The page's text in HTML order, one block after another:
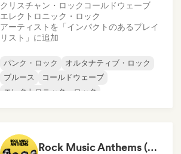
クリスチャン・ロック コールドウェーブ
エレクトロニック・ロック
アーティストを「インパクトのあるプレイ
リスト」に追加
パンク・ロック
オルタナティブ・ロック
ブルース
コールドウェーブ
エレクトロニック・ロック
Rock Music Anthems (MonkeyPlaylists)